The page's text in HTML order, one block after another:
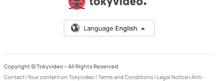
Language:English
Copyright © Tokyvideo – All Rights Reserved
Contact | Your content on Tokyvideo | Terms and Conditions | Legal Notice | Anti-